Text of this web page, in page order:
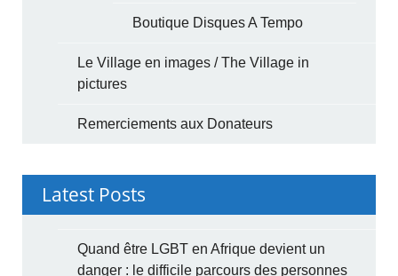
Boutique Disques A Tempo
Le Village en images / The Village in
pictures
Remerciements aux Donateurs
Latest Posts
Quand être LGBT en Afrique devient un
danger : le difficile parcours des personnes